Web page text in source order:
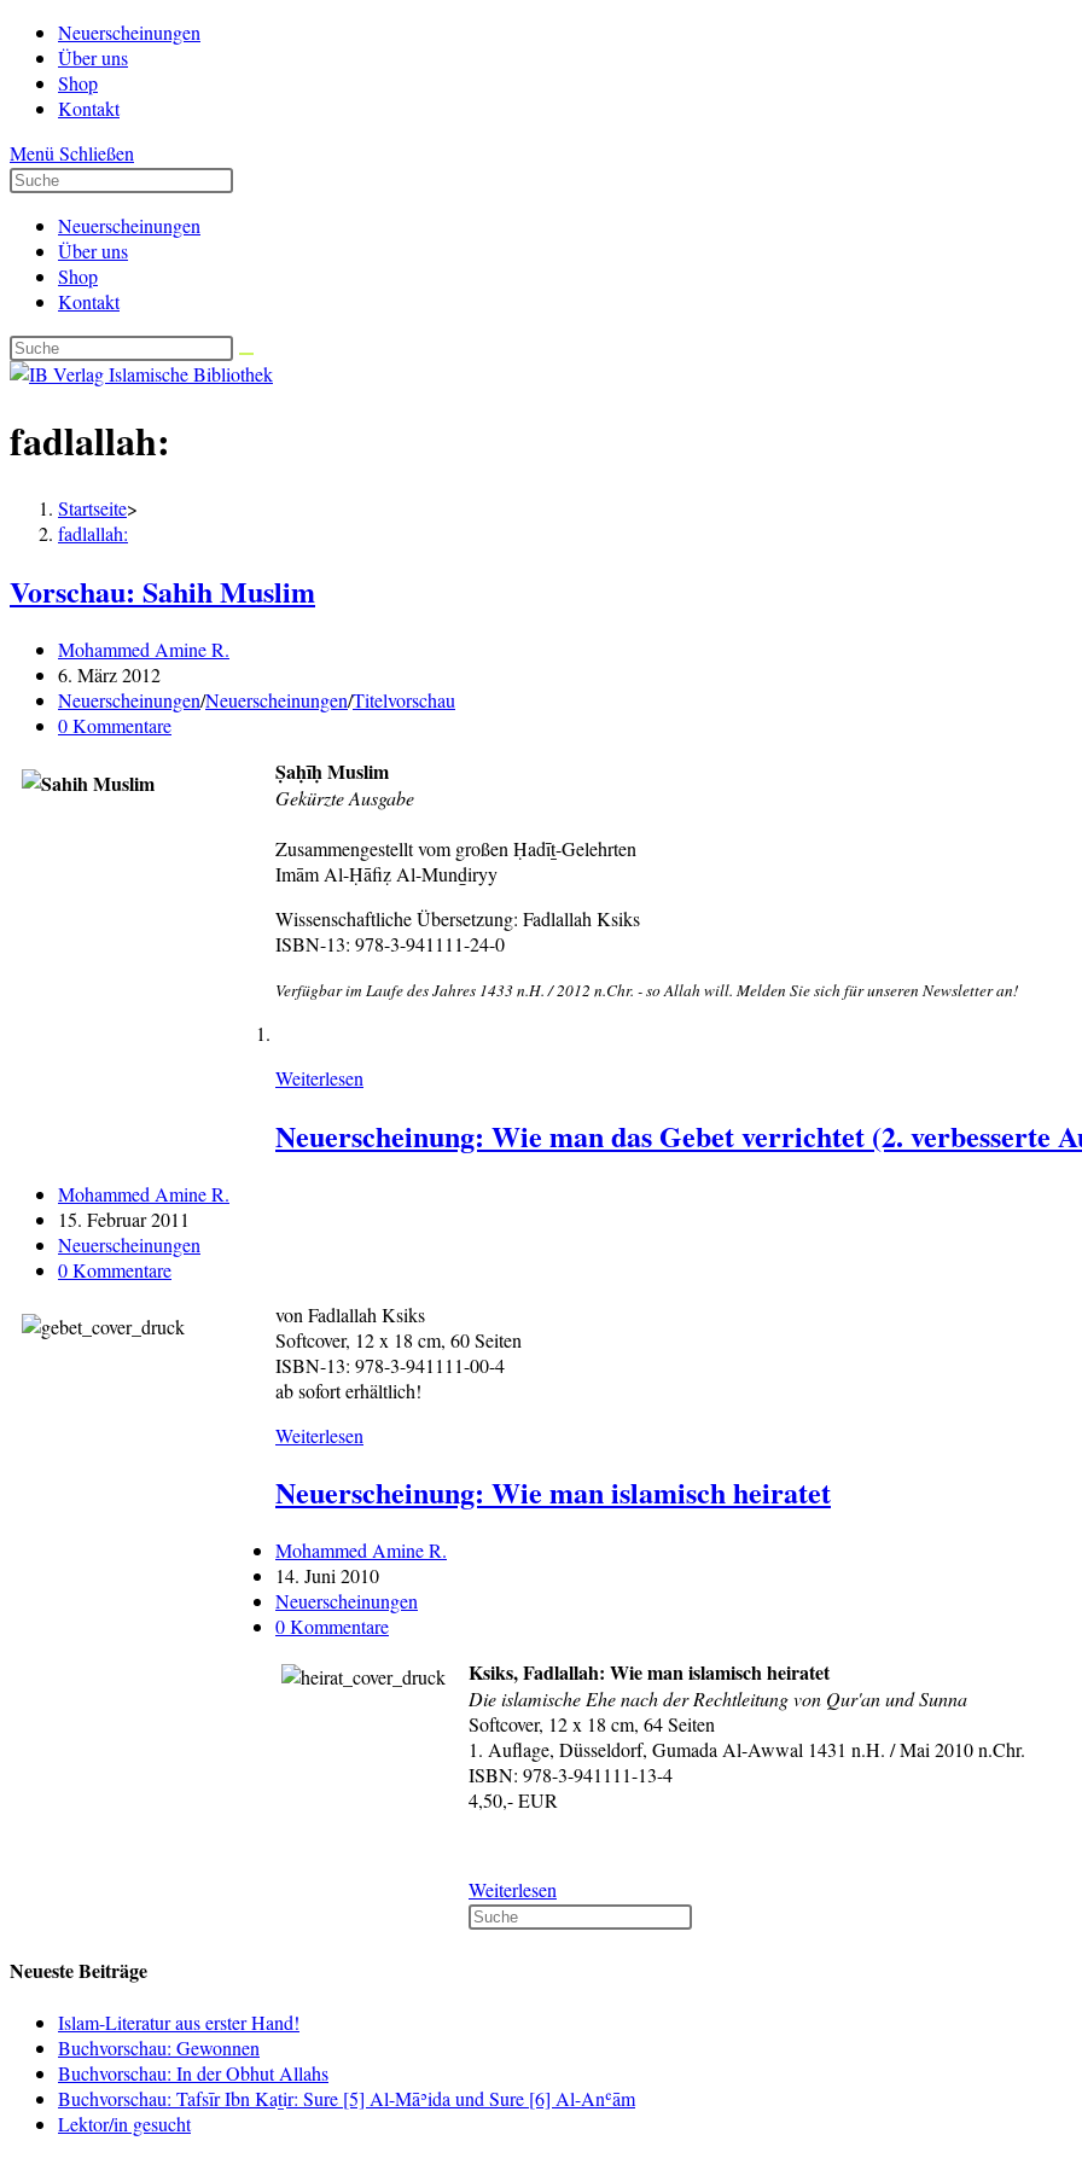
Zum
Inhalt
springen
Neuerscheinungen
Über uns
Shop
Kontakt
Menü Schließen
Neuerscheinungen
Über uns
Shop
Kontakt
fadlallah:
Startseite>
fadlallah:
Vorschau: Sahih Muslim
Beitrags-
Autor:
Mohammed Amine R.
Beitrag
veröffentlicht:
6. März 2012
Beitrags-
Kategorie:
Neuerscheinungen/Neuerscheinungen/Titelvorschau
Beitrags-
0 Kommentare
Ṣaḥīḥ Muslim
Gekürzte Ausgabe
Zusammengestellt vom großen Ḥadīṯ-Gelehrten
Imām Al-Ḥāfiẓ Al-Munḏiryy
Wissenschaftliche Übersetzung: Fadlallah Ksiks
ISBN-13: 978-3-941111-24-0
Verfügbar im Laufe des Jahres 1433 n.H. / 2012 n.Chr. - so Allah will. Melden Sie sich für unseren Newsletter an!
Weiterlesen
Muslim
Neuerscheinung: Wie man das Gebet verrichtet (2. verbesserte
Beitrags-
Autor:
Mohammed Amine R.
Beitrag
veröffentlicht:
15. Februar 2011
Beitrags-
Kategorie:
Neuerscheinungen
Beitrags-
0 Kommentare
von Fadlallah Ksiks
Softcover, 12 x 18 cm, 60 Seiten
ISBN-13: 978-3-941111-00-4
ab sofort erhältlich!
Weiterlesen
man
das
verrichtet
(2.
verbesserte
Auflage)
Neuerscheinung: Wie man islamisch heiratet
Beitrags-
Autor:
Mohammed Amine R.
Beitrag
veröffentlicht:
14. Juni 2010
Beitrags-
Kategorie:
Neuerscheinungen
Beitrags-
0 Kommentare
Ksiks, Fadlallah: Wie man islamisch heiratet
Die islamische Ehe nach der Rechtleitung von Qur'an und Sunna
Softcover, 12 x 18 cm, 64 Seiten
1. Auflage, Düsseldorf, Gumada Al-Awwal 1431 n.H. / Mai 2010 n.Chr.
ISBN: 978-3-941111-13-4
4,50,- EUR
Weiterlesen
Wie
Neueste Beiträge
Islam-Literatur aus erster Hand!
Buchvorschau: Gewonnen
Buchvorschau: In der Obhut Allahs
Buchvorschau: Tafsīr Ibn Kaṯir: Sure [5] Al-Māʾida und Sure [6] Al-Anʿām
Lektor/in gesucht